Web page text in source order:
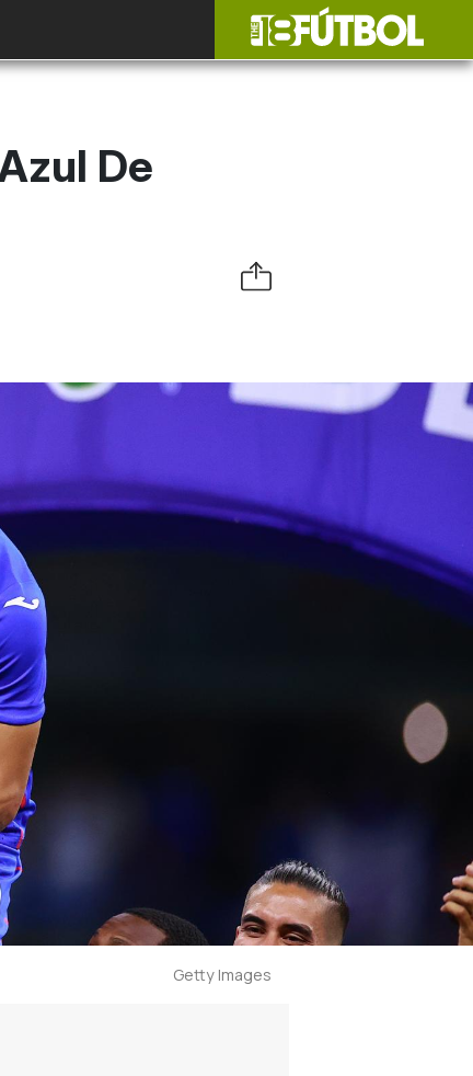
De
Getty Images